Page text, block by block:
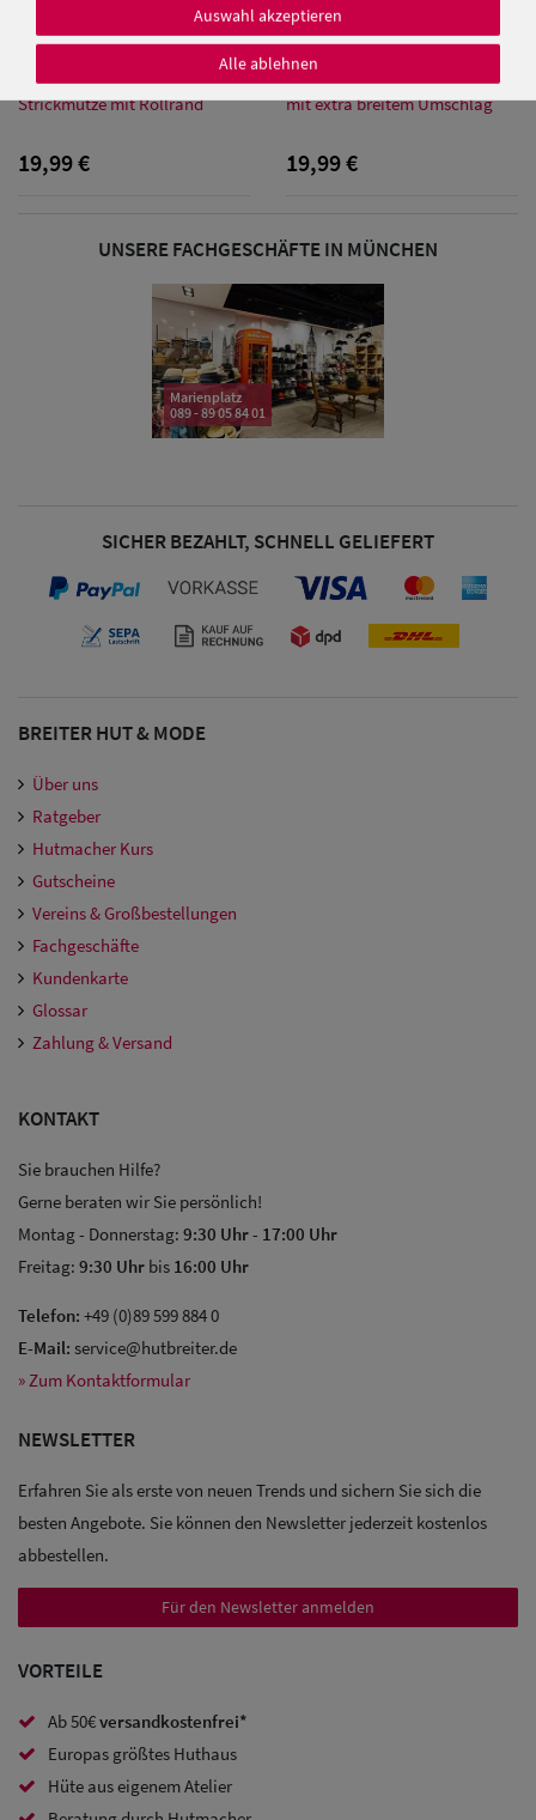
Baseball Caps
Damen
Bandana Caps
Damen
Snapback Caps
Damen Caps
Großgrößen
(63-65 cm)
Sale: Caps
Balke gestreifter Jersey Beanie
Strickmütze mit Rollrand
19,99 €
Fiebig Beanie Rippstrick-Mütze
mit extra breitem Umschlag
19,99 €
UNSERE FACHGESCHÄFTE IN MÜNCHEN
Marienplatz
089 - 89 05 84 01
SICHER BEZAHLT, SCHNELL GELIEFERT
BREITER HUT & MODE
Über uns
Ratgeber
Hutmacher Kurs
Gutscheine
Vereins & Großbestellungen
Fachgeschäfte
Kundenkarte
Glossar
Zahlung & Versand
KONTAKT
Sie brauchen Hilfe?
Gerne beraten wir Sie persönlich!
Montag - Donnerstag: 9:30 Uhr- 17:00 Uhr
Freitag: 9:30 Uhr bis 16:00 Uhr
Telefon: +49 (0)89 599 884 0
E-Mail: service@hutbreiter.de
» Zum Kontaktformular
NEWSLETTER
Erfahren Sie als erste von neuen Trends und sichern Sie sich die
besten Angebote. Sie können den Newsletter jederzeit kostenlos
abbestellen.
Für den Newsletter anmelden
VORTEILE
Ab 50€versandkostenfrei*
Europas größtes Huthaus
Hüte aus eigenem Atelier
Auswahl akzeptieren
Alle ablehnen